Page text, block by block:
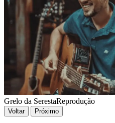
Grelo da SerestaReprodução
Voltar Próximo